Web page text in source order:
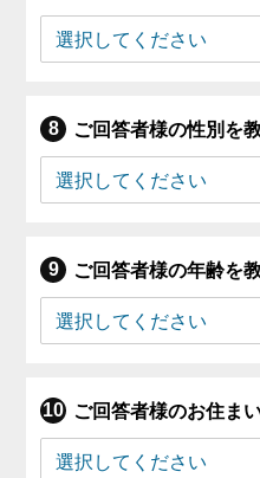
ご回答者様の性別を
ご回答者様の年齢を
ご回答者様のお住ま